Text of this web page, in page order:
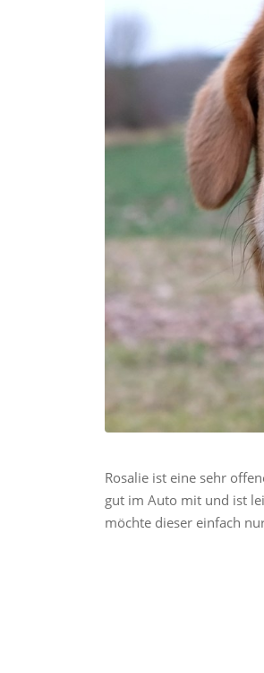
Rosalie ist eine sehr
gut im Auto mit und ist
möchte dieser einfach